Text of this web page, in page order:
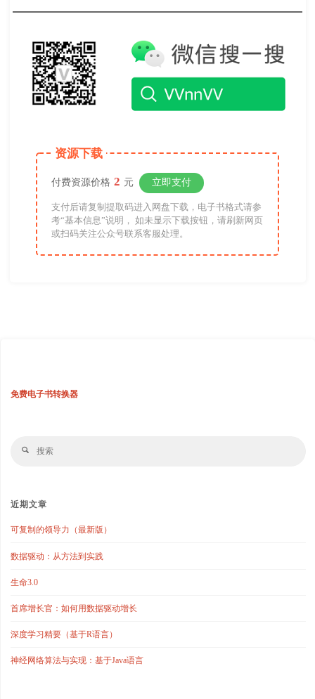
资源下载
付费资源价格 2 元 立即支付
支付后请复制提取码进入网盘下载，电子书格式请参
考“基本信息”说明， 如未显示下载按钮，请刷新网页
或扫码关注公众号联系客服处理。
免费电子书转换器
搜
近期文章
可复制的领导力（最新版）
数据驱动：从方法到实践
生命3.0
首席增长官：如何用数据驱动增长
深度学习精要（基于R语言）
神经网络算法与实现：基于Java语言